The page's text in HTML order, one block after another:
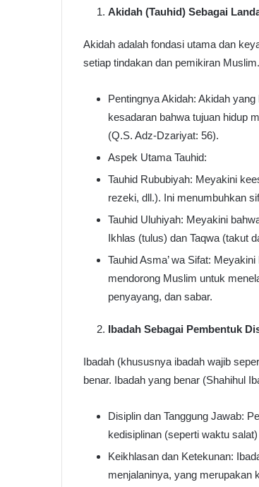
Akidah (Tauhid) Sebagai
Akidah adalah fondasi utama dan
setiap tindakan dan pemikiran
Pentingnya Akidah: Akidah
kesadaran bahwa tujuan hidup
(Q.S. Adz-Dzariyat: 56).
Aspek Utama Tauhid:
Tauhid Rububiyah: Meyakini
rezeki, dll.). Ini menumbuhkan
Tauhid Uluhiyah: Meyakini
Ikhlas (tulus) dan Taqwa (takut
Tauhid Asma’ wa Sifat:
mendorong Muslim untuk
penyayang, dan sabar.
Ibadah Sebagai Pembentuk
Ibadah (khususnya ibadah wajib
benar. Ibadah yang benar (Shahihul
Disiplin dan Tanggung Jawab:
kedisiplinan (seperti waktu
Keikhlasan dan Ketekunan:
menjalaninya, yang merupakan